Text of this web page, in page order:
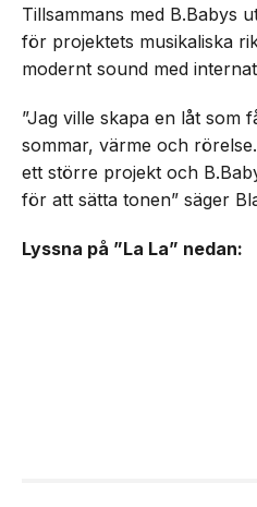
Tillsammans med B.Babys
för projektets musikaliska
modernt sound med
”Jag ville skapa en låt som
sommar, värme och rörelse.
ett större projekt och
för att sätta tonen” säger
Lyssna på ”La La” nedan: